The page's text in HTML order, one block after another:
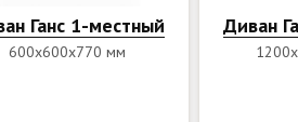
Ганс 1-местный
600х600х770 мм
Диван